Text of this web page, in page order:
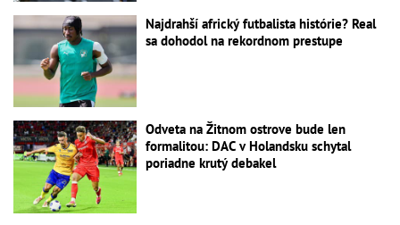
Najdrahší africký futbalista histórie? Real
sa dohodol na rekordnom prestupe
Odveta na Žitnom ostrove bude len
formalitou: DAC v Holandsku schytal
poriadne krutý debakel